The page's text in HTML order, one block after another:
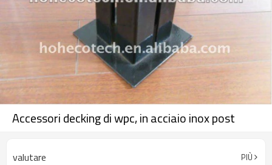
Accessori decking di wpc, in acciaio inox post
valutare PIÙ